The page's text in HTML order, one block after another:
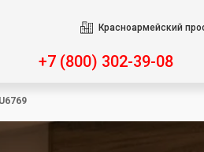
Красноармейский
+7 (800) 302-39-08